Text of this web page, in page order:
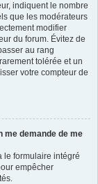
indiquent le nombre
que les modérateurs
modifier
du forum. Évitez de
au rang
tolérée et un
votre compteur de
me demande de me
le formulaire intégré
empêcher